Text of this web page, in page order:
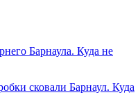
Барнаула. Куда не
сковали Барнаул. Куда